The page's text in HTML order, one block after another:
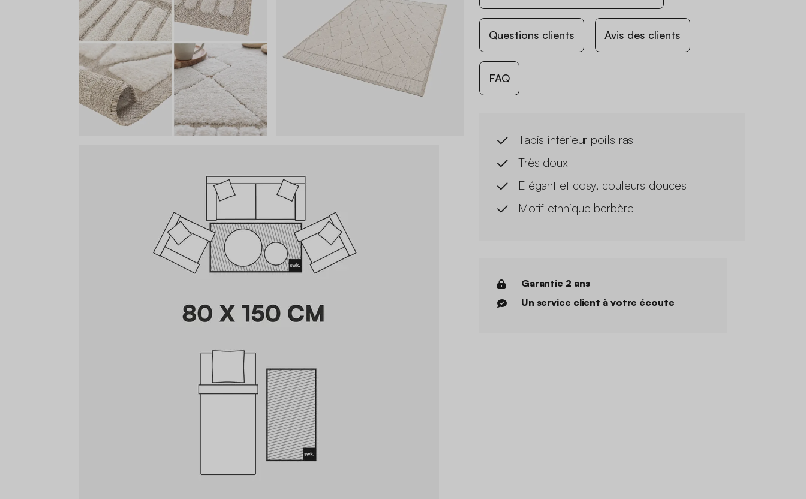
Questions clients Avis des clients
FAQ
Tapis intérieur poils ras
Très doux
Elégant et cosy, couleurs douces
Motif ethnique berbère
Garantie 2 ans
Un service client à votre écoute